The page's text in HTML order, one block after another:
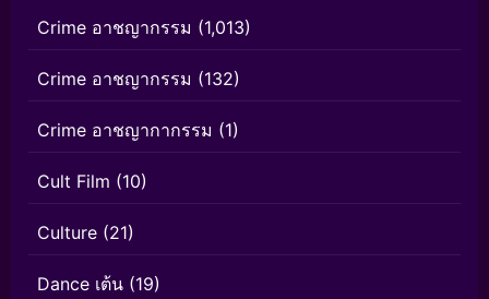
Crime อาชญากรรม (1,013)
Crime อาชญากรรม (132)
Crime อาชญากากรรม (1)
Cult Film (10)
Culture (21)
Dance เต้น (19)